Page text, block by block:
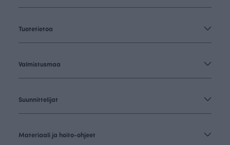
Tuotetietoa
Valmistusmaa
Suunnittelijat
Materiaali ja hoito-ohjeet